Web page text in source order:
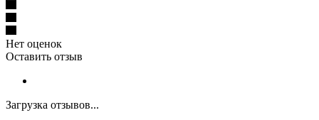
Нет оценок
Оставить отзыв
Загрузка отзывов...